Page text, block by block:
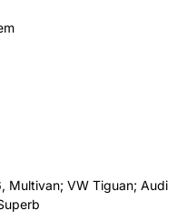
Multivan; VW Tiguan; Audi